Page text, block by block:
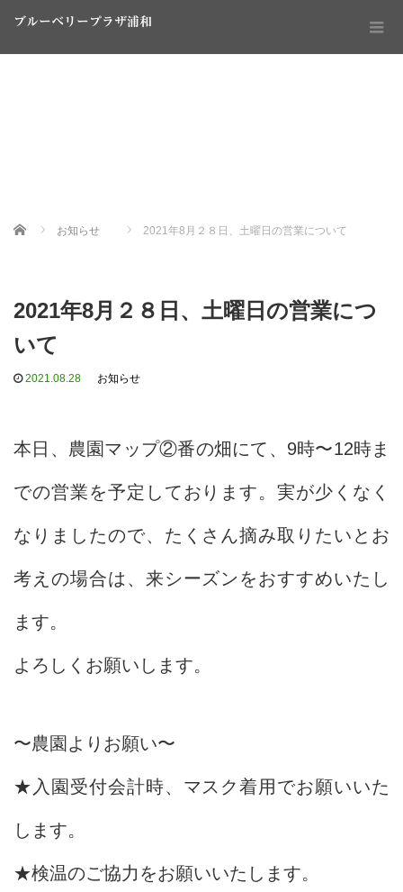
ブルーベリープラザ浦和
Home お知らせ 2021年8月２８日、土曜日の営業について
2021年8月２８日、土曜日の営業につ
いて
2021.08.28 お知らせ
本日、農園マップ②番の畑にて、9時〜12時ま
での営業を予定しております。実が少くなく
なりましたので、たくさん摘み取りたいとお
考えの場合は、来シーズンをおすすめいたし
ます。
よろしくお願いします。
〜農園よりお願い〜
★入園受付会計時、マスク着用でお願いいた
します。
★検温のご協力をお願いいたします。